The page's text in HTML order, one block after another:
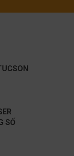
PRADO 2021:
September 3,
2020
August 27,
COROLLA
August 1,
2021:
May 10,
LỘ
April
SỐ